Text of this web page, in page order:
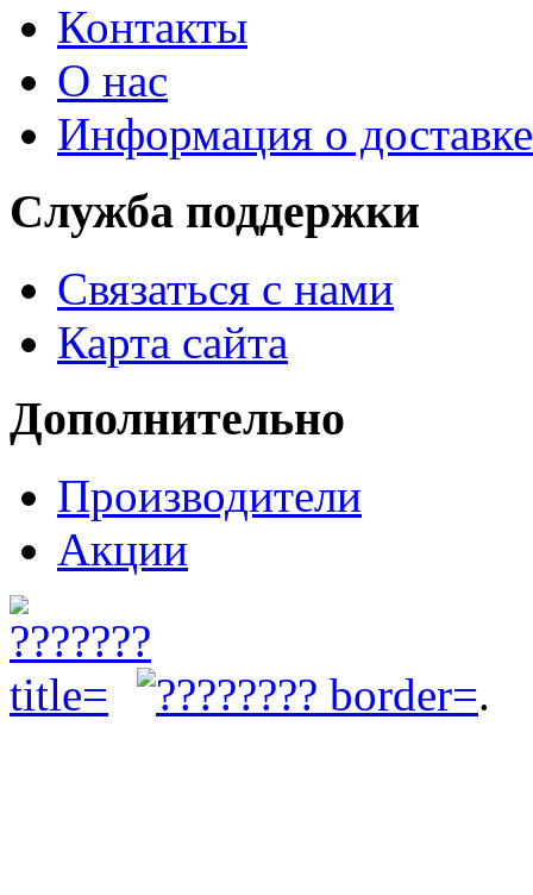
Контакты
О нас
Информация о доставке
Служба поддержки
Связаться с нами
Карта сайта
Дополнительно
Производители
Акции
.